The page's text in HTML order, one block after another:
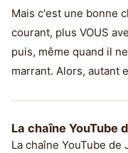
Mais c'est une bonne
courant, plus VOUS
puis, même quand il
marrant. Alors, autant
La chaîne YouTube
La chaîne YouTube